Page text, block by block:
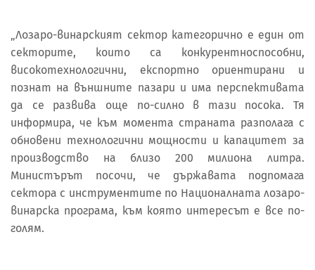
„Лозаро-винарският сектор категорично е един от
секторите, които са конкурентноспособни,
високотехнологични, експортно ориентирани и
познат на външните пазари и има перспективата
да се развива още по-силно в тази посока. Тя
информира, че към момента страната разполага с
обновени технологични мощности и капацитет за
производство на близо 200 милиона литра.
Министърът посочи, че държавата подпомага
сектора с инструментите по Националната лозаро-
винарска програма, към която интересът е все по-
голям.